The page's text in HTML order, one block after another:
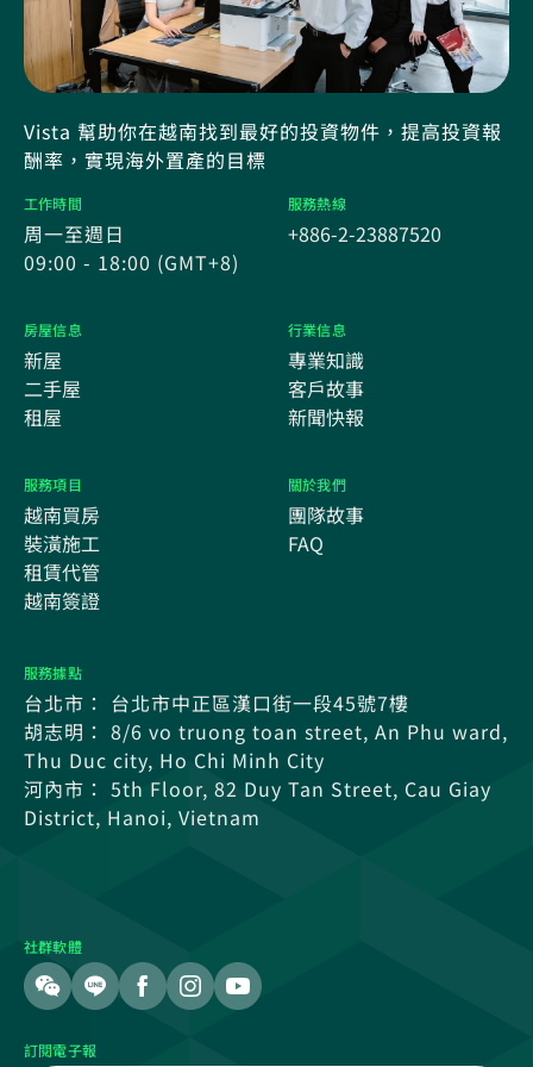
Vista 幫助你在越南找到最好的投資物件，提高投資報
酬率，實現海外置產的目標
工作時間
周一至週日
09:00 - 18:00 (GMT+8)
服務熱線
+886-2-23887520
房屋信息
新屋
二手屋
租屋
行業信息
專業知識
客戶故事
新聞快報
服務項目
越南買房
裝潢施工
租賃代管
越南簽證
關於我們
團隊故事
FAQ
服務據點
台北市： 台北市中正區漢口街一段45號7樓
胡志明： 8/6 vo truong toan street, An Phu ward,
Thu Duc city, Ho Chi Minh City
河內市： 5th Floor, 82 Duy Tan Street, Cau Giay
District, Hanoi, Vietnam
社群軟體
訂閱電子報